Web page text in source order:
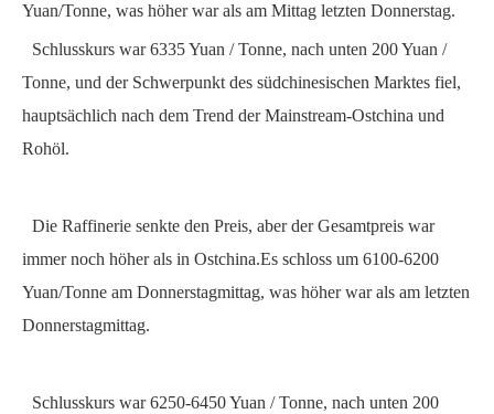
Yuan/Tonne, was höher war als am Mittag letzten Donnerstag.
Schlusskurs war6335Yuan / Tonne, nach unten 200Yuan /
Tonne, und der Schwerpunkt des südchinesischen Marktes fiel,
hauptsächlich nach dem Trend der Mainstream-Ostchina und
Rohöl.
Die Raffinerie senkte den Preis, aber der Gesamtpreis war
immer noch höher als in Ostchina.Es schloss um 6100-6200
Yuan/Tonne am Donnerstagmittag, was höher war als am letzten
Donnerstagmittag.
Schlusskurswar 6250-6450Yuan / Tonne, nach unten 200